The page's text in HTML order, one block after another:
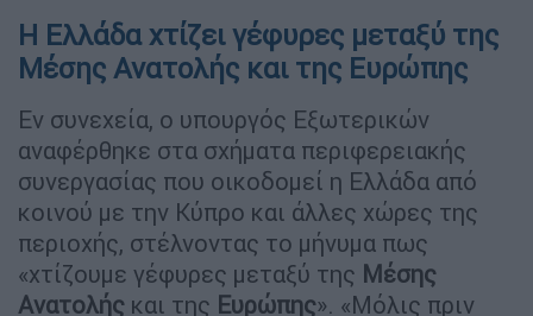
Η Ελλάδα χτίζει γέφυρες μεταξύ της
Μέσης Ανατολής και της Ευρώπης
Εν συνεχεία, ο υπουργός Εξωτερικών
αναφέρθηκε στα σχήματα περιφερειακής
συνεργασίας που οικοδομεί η Ελλάδα από
κοινού με την Κύπρο και άλλες χώρες της
περιοχής, στέλνοντας το μήνυμα πως
«χτίζουμε γέφυρες μεταξύ της Μέσης
Ανατολής και της Ευρώπης». «Μόλις πριν